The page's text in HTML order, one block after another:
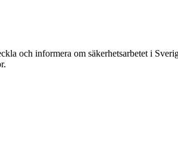
och informera om säkerhetsarbetet i